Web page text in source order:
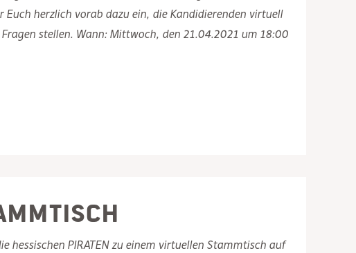
herzlich vorab dazu ein, die Kandidierenden virtuell
stellen. Wann: Mittwoch, den 21.04.2021 um 18:00
hessischen PIRATEN zu einem virtuellen Stammtisch auf